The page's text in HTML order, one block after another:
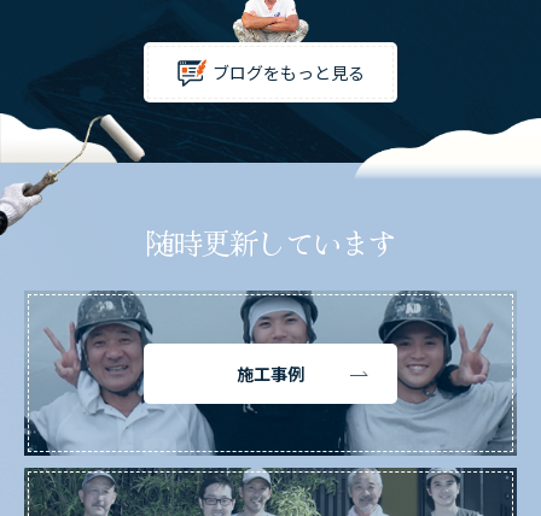
ブログをもっと見る
随時更新しています
施工事例